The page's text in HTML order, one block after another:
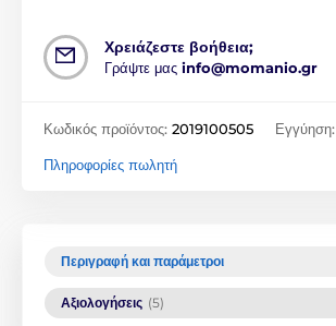
Χρειάζεστε βοήθεια;
Γράψτε μας info@momanio.gr
Κωδικός προϊόντος: 2019100505 Εγγύηση:
Πληροφορίες πωλητή
Περιγραφή και παράμετροι
Αξιολογήσεις (5)